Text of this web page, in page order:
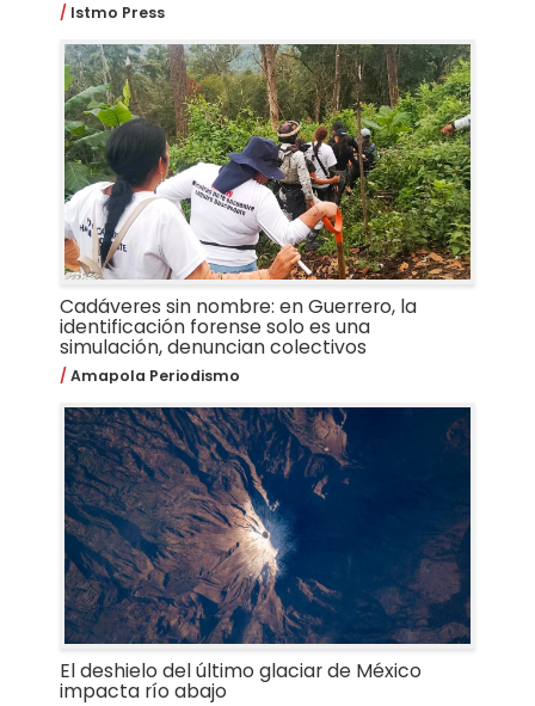
Istmo Press
Cadáveres sin nombre: en Guerrero, la
identificación forense solo es una
simulación, denuncian colectivos
Amapola Periodismo
El deshielo del último glaciar de México
impacta río abajo